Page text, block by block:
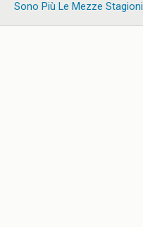
Sono Più Le Mezze Stagioni